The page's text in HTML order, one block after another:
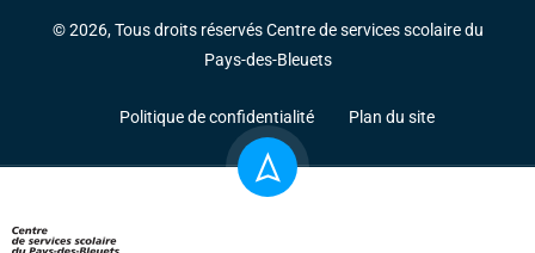
© 2026, Tous droits réservés Centre de services scolaire du
Pays-des-Bleuets
Politique de confidentialité Plan du site